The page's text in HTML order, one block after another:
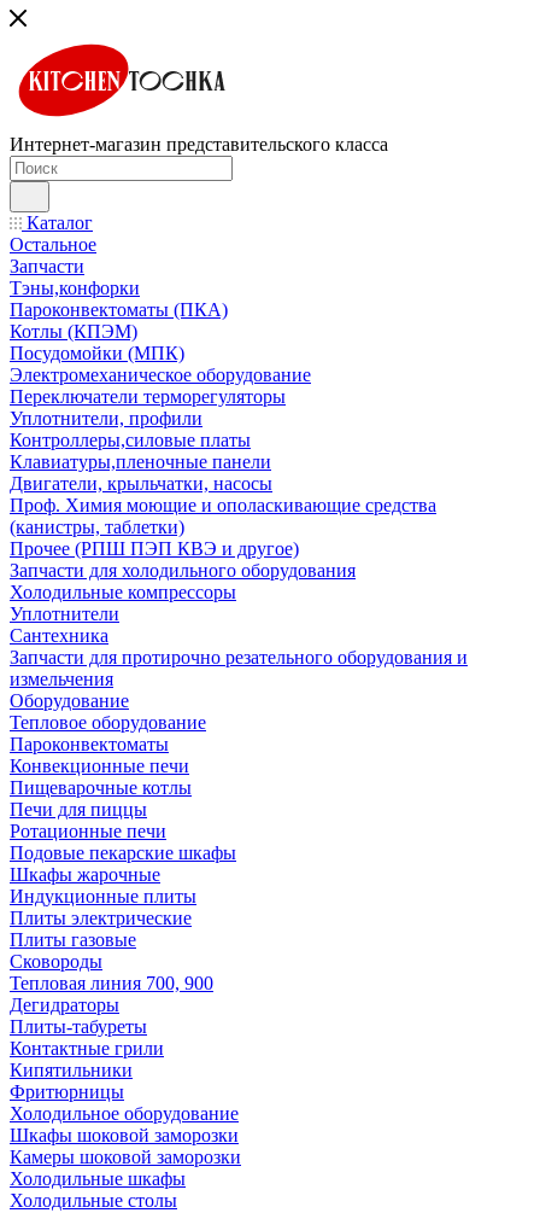
Интернет-магазин представительского класса
Каталог
Остальное
Запчасти
Тэны,конфорки
Пароконвектоматы (ПКА)
Котлы (КПЭМ)
Посудомойки (МПК)
Электромеханическое оборудование
Переключатели терморегуляторы
Уплотнители, профили
Контроллеры,силовые платы
Клавиатуры,пленочные панели
Двигатели, крыльчатки, насосы
Проф. Химия моющие и ополаскивающие средства
(канистры, таблетки)
Прочее (РПШ ПЭП КВЭ и другое)
Запчасти для холодильного оборудования
Холодильные компрессоры
Уплотнители
Сантехника
Запчасти для протирочно резательного оборудования и
измельчения
Оборудование
Тепловое оборудование
Пароконвектоматы
Конвекционные печи
Пищеварочные котлы
Печи для пиццы
Ротационные печи
Подовые пекарские шкафы
Шкафы жарочные
Индукционные плиты
Плиты электрические
Плиты газовые
Сковороды
Тепловая линия 700, 900
Дегидраторы
Плиты-табуреты
Контактные грили
Кипятильники
Фритюрницы
Холодильное оборудование
Шкафы шоковой заморозки
Камеры шоковой заморозки
Холодильные шкафы
Холодильные столы